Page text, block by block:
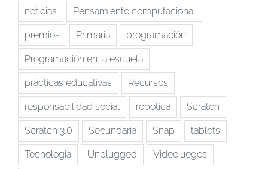
noticias Pensamiento computacional
premios Primaria programación
Programación en la escuela
prácticas educativas Recursos
responsabilidad social robótica Scratch
Scratch 3.0 Secundaria Snap tablets
Tecnologia Unplugged Videojuegos